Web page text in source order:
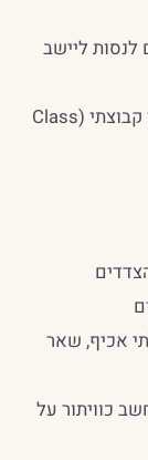
לנסות ליישב
• המשתמש מוותר על כל זכות לתבוע באופן קבוצתי (Class
אכיף, שאר
כוויתור על